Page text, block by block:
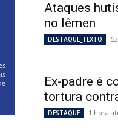
Ataques
no Iêmen
DESTAQUE_TEXTO
Ex-padre é
tortura
DESTAQUE 1 hora